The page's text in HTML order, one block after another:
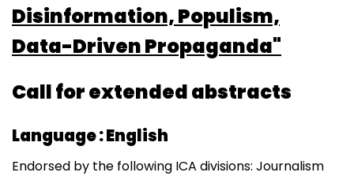
Disinformation, Populism,
Data-Driven Propaganda"
Call for extended abstracts
Language : English
Endorsed by the following ICA divisions: Journalism